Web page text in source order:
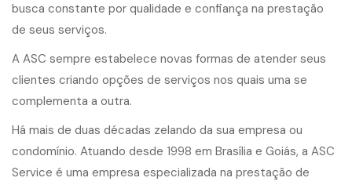
busca constante por qualidade e confiança na prestação
de seus serviços.
A ASC sempre estabelece novas formas de atender seus
clientes criando opções de serviços nos quais uma se
complementa a outra.
Há mais de duas décadas zelando da sua empresa ou
condomínio. Atuando desde 1998 em Brasília e Goiás, a ASC
Service é uma empresa especializada na prestação de